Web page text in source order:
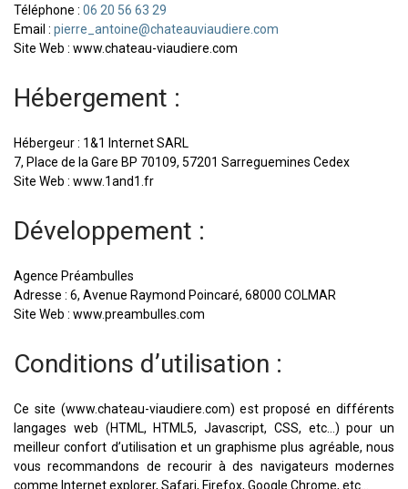
Téléphone : 92 36 65 02 60
Email : moc.ereiduaivuaetahc@eniotna_erreip
Site Web : www.chateau-viaudiere.com
Hébergement :
Hébergeur : 1&1 Internet SARL
7, Place de la Gare BP 70109, 57201 Sarreguemines Cedex
Site Web : www.1and1.fr
Développement :
Agence Préambulles
Adresse : 6, Avenue Raymond Poincaré, 68000 COLMAR
Site Web : www.preambulles.com
Conditions d’utilisation :
Ce site (www.chateau-viaudiere.com) est proposé en différents
langages web (HTML, HTML5, Javascript, CSS, etc…) pour un
meilleur confort d’utilisation et un graphisme plus agréable, nous
vous recommandons de recourir à des navigateurs modernes
comme Internet explorer, Safari, Firefox, Google Chrome, etc…